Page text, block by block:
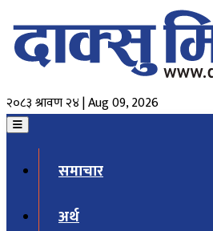
२०८३ श्रावण २४ | Aug 09, 2026
समाचार
अर्थ